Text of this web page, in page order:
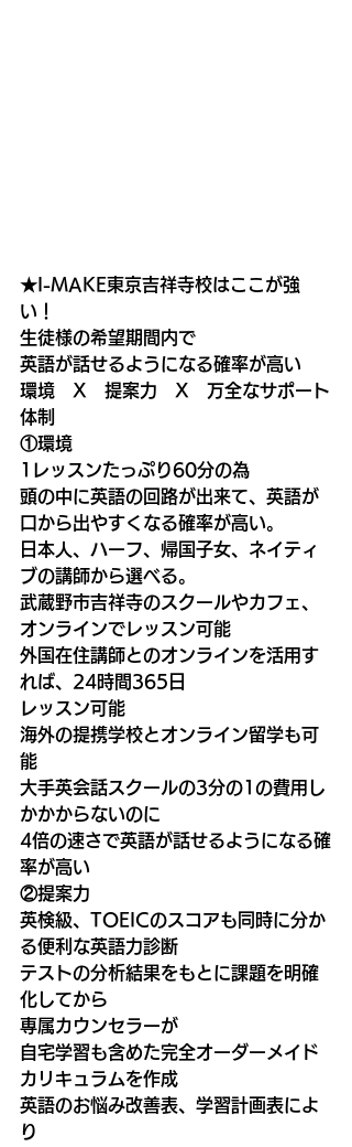
★I-MAKE東京吉祥寺校はここが強
い！
生徒様の希望期間内で
英語が話せるようになる確率が高い
環境　X　提案力　X　万全なサポート
体制
①環境
1レッスンたっぷり60分の為
頭の中に英語の回路が出来て、英語が
口から出やすくなる確率が高い。
日本人、ハーフ、帰国子女、ネイティ
ブの講師から選べる。
武蔵野市吉祥寺のスクールやカフェ、
オンラインでレッスン可能
外国在住講師とのオンラインを活用す
れば、24時間365日
レッスン可能
海外の提携学校とオンライン留学も可
能
大手英会話スクールの3分の1の費用し
かかからないのに
4倍の速さで英語が話せるようになる確
率が高い
②提案力
英検級、TOEICのスコアも同時に分か
る便利な英語力診断
テストの分析結果をもとに課題を明確
化してから
専属カウンセラーが
自宅学習も含めた完全オーダーメイド
カリキュラムを作成
英語のお悩み改善表、学習計画表によ
り